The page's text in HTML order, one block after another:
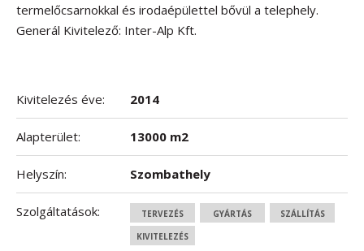
termelőcsarnokkal és irodaépülettel bővül a telephely.
Generál Kivitelező: Inter-Alp Kft.
Kivitelezés éve: 2014
Alapterület: 13000 m2
Helyszín: Szombathely
Szolgáltatások: TERVEZÉS GYÁRTÁS
SZÁLLÍTÁS
KIVITELEZÉS